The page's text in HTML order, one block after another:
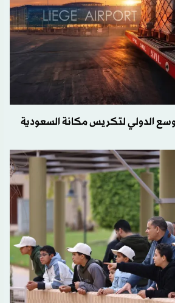
الدولي لتكريس مكانة السعودية